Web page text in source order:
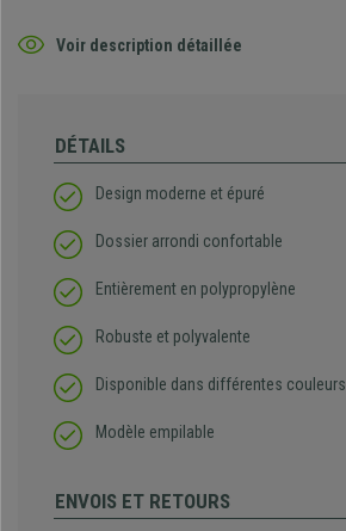
Voir description détaillée
DÉTAILS
Design moderne et épuré
Dossier arrondi confortable
Entièrement en polypropylène
Robuste et polyvalente
Disponible dans différentes couleurs
Modèle empilable
ENVOIS ET RETOURS